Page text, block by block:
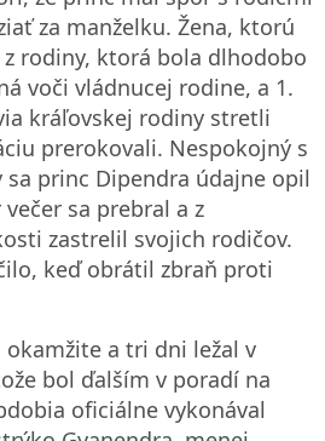
za manželku. Žena, ktorú
rodiny, ktorá bola dlhodobo
voči vládnucej rodine, a 1.
kráľovskej rodiny stretli
prerokovali. Nespokojný s
princ Dipendra údajne opil
sa prebral a z
zastrelil svojich rodičov.
keď obrátil zbraň proti
okamžite a tri dni ležal v
bol ďalším v poradí na
oficiálne vykonával